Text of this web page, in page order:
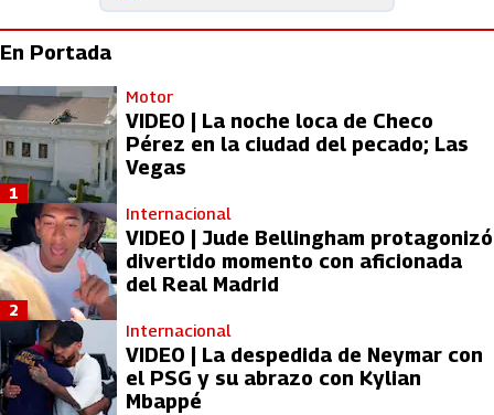
En Portada
Motor
VIDEO | La noche loca de Checo
Pérez en la ciudad del pecado; Las
Vegas
1
Internacional
VIDEO | Jude Bellingham protagonizó
divertido momento con aficionada
del Real Madrid
2
Internacional
VIDEO | La despedida de Neymar con
el PSG y su abrazo con Kylian
Mbappé